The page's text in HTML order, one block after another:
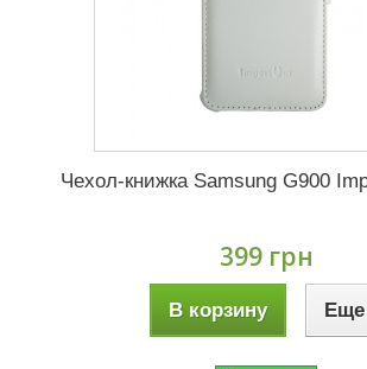
Чехол-книжка Samsung G900
399 грн
В корзину Еще